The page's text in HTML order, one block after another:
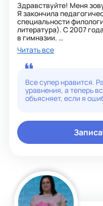
Здравствуйте! Меня
Я закончила
специальности
литература). С 2007
в гимназии.
За плечами подготовка
грамоты, развитие
детей-билингвов, 2 успешных выпуска
школы (математический
Петерсон, Гейдман).
В силу личного
профессиональной
работу в средних классах гимназии (5 - 7 класс) по
Во время работы в
профессиональной
начальных классов и
Большой опыт работы с
программе
англоязычным
индивидуальным
Читать все
Все супер нравится.
уравнения, а теперь
объясняет, если я